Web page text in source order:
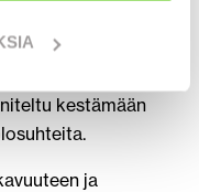
käyttöiän ja
kestämään
ja